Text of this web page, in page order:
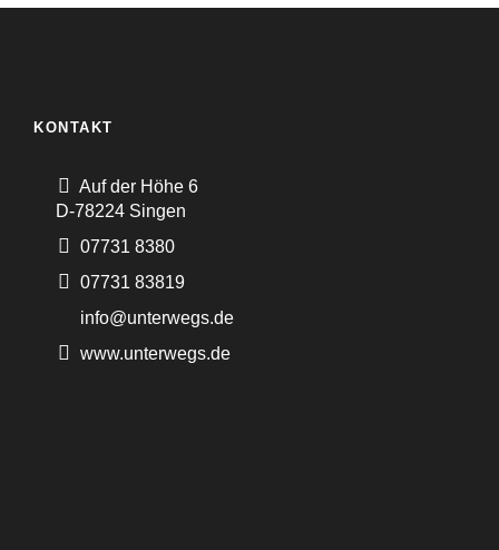
KONTAKT
Auf der Höhe 6
D-78224 Singen
07731 8380
07731 83819
info@unterwegs.de
www.unterwegs.de